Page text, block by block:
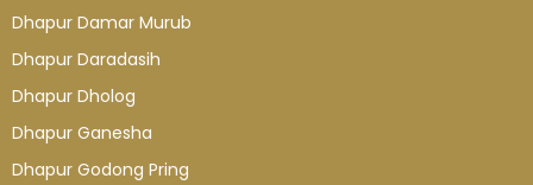
Dhapur Damar Murub
Dhapur Daradasih
Dhapur Dholog
Dhapur Ganesha
Dhapur Godong Pring